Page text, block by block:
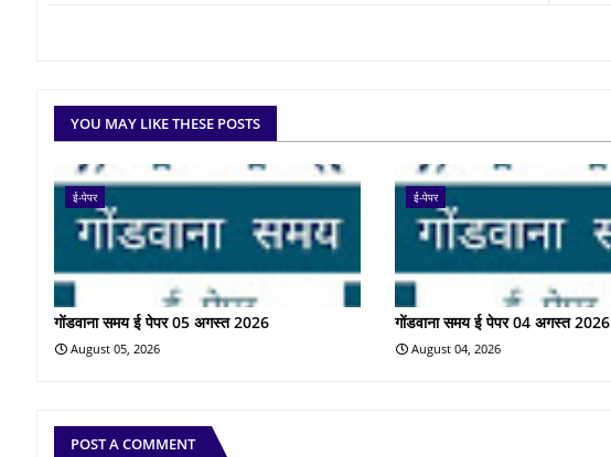
YOU MAY LIKE THESE POSTS
ई-पेपर
गोंडवाना समय ई पेपर 05 अगस्त 2026
August 05, 2026
ई-पेपर
गोंडवाना समय ई पेपर 04 अगस्त 2026
August 04, 2026
POST A COMMENT